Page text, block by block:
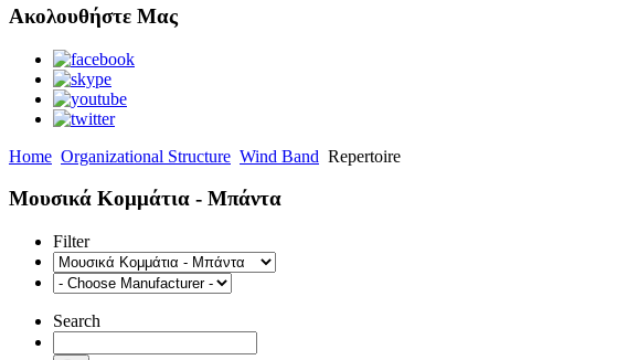
Ακολουθήστε Μας
Home Organizational Structure Wind Band Repertoire
Μουσικά Κομμάτια - Μπάντα
Filter
Search